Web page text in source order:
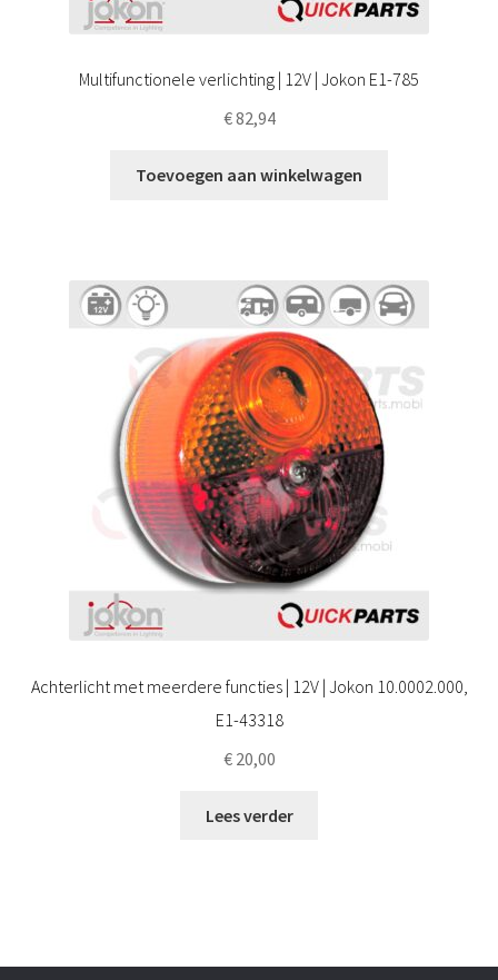
Multifunctionele verlichting | 12V | Jokon E1-785
€82,94
Toevoegen aan winkelwagen
Achterlicht met meerdere functies | 12V | Jokon 10.0002.000,
E1-43318
€20,00
Lees verder